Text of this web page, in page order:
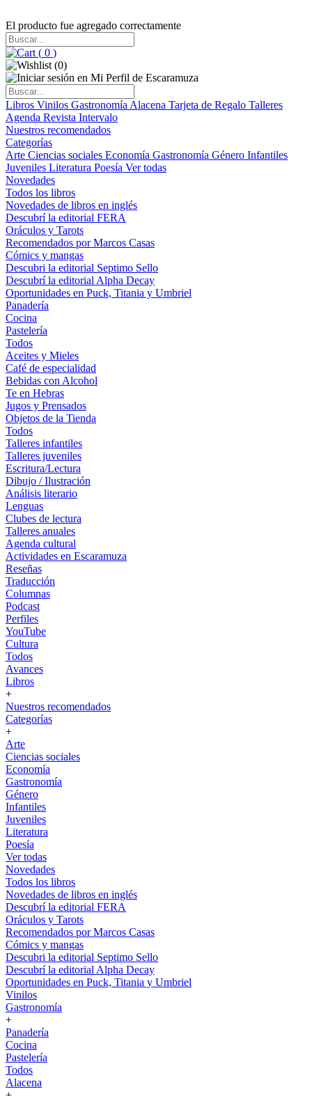
El producto fue agregado correctamente
( 0 )
(0)
Libros Vinilos Gastronomía Alacena Tarjeta de Regalo Talleres
Agenda Revista Intervalo
Nuestros recomendados
Categorías
Arte Ciencias sociales Economía Gastronomía Género Infantiles
Juveniles Literatura Poesía Ver todas
Novedades
Todos los libros
Novedades de libros en inglés
Descubrí la editorial FERA
Oráculos y Tarots
Recomendados por Marcos Casas
Cómics y mangas
Descubri la editorial Septimo Sello
Descubrí la editorial Alpha Decay
Oportunidades en Puck, Titania y Umbriel
Panadería
Cocina
Pastelería
Todos
Aceites y Mieles
Café de especialidad
Bebidas con Alcohol
Te en Hebras
Jugos y Prensados
Objetos de la Tienda
Todos
Talleres infantiles
Talleres juveniles
Escritura/Lectura
Dibujo / Ilustración
Análisis literario
Lenguas
Clubes de lectura
Talleres anuales
Agenda cultural
Actividades en Escaramuza
Reseñas
Traducción
Columnas
Podcast
Perfiles
YouTube
Cultura
Todos
Avances
Libros
+
Nuestros recomendados
Categorías
+
Arte
Ciencias sociales
Economía
Gastronomía
Género
Infantiles
Juveniles
Literatura
Poesía
Ver todas
Novedades
Todos los libros
Novedades de libros en inglés
Descubrí la editorial FERA
Oráculos y Tarots
Recomendados por Marcos Casas
Cómics y mangas
Descubri la editorial Septimo Sello
Descubrí la editorial Alpha Decay
Oportunidades en Puck, Titania y Umbriel
Vinilos
Gastronomía
+
Panadería
Cocina
Pastelería
Todos
Alacena